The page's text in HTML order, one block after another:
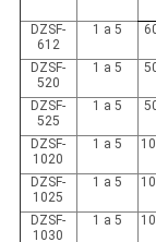
DZSF-
612
1 a 5
DZSF-
520
1 a 5
DZSF-
525
1 a 5
DZSF-
1020
1 a 5
DZSF-
1025
1 a 5
DZSF-
1030
1 a 5